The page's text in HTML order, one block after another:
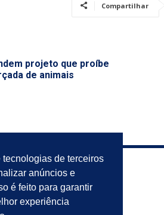
de terceiros
anúncios e
é feito para garantir
experiência
Compartilhar
projeto que proíbe
de animais